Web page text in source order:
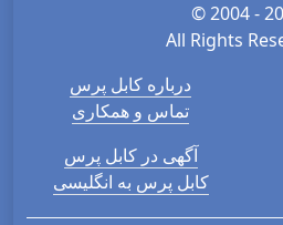
© 2004 -
All Rights
درباره کابل پرس
تماس و همکاری
آگهی در کابل پرس
کابل پرس به انگلیسی